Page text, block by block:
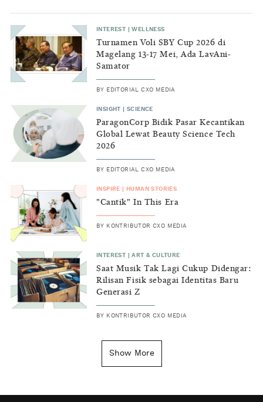
INTEREST |WELLNESS
Turnamen Voli SBY Cup 2026 di
Magelang 13-17 Mei, Ada LavAni-
Samator
BY EDITORIAL CXO MEDIA
INSIGHT |SCIENCE
ParagonCorp Bidik Pasar Kecantikan
Global Lewat Beauty Science Tech
2026
BY EDITORIAL CXO MEDIA
INSPIRE HUMAN STORIES
"Cantik" In This Era
BY KONTRIBUTOR CXO MEDIA
INTEREST |ART & CULTURE
Saat Musik Tak Lagi Cukup Didengar:
Rilisan Fisik sebagai Identitas Baru
Generasi Z
BY KONTRIBUTOR CXO MEDIA
Kenapa Tahun Baru Ditandai pada
Show More